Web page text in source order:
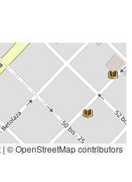
| © OpenStreetMap contributors